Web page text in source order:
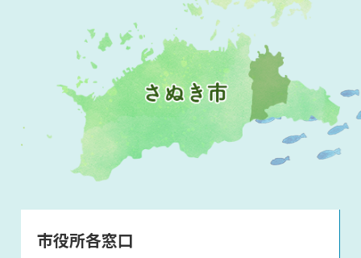
市役所各窓口